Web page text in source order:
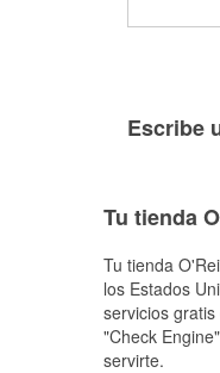
Escribe
Tu tienda
Tu tienda
los Estados
servicios
"Check
servirte.